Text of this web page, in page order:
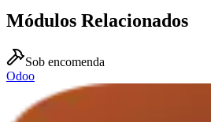
Módulos Relacionados
Sob encomenda
Odoo